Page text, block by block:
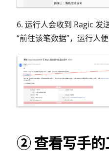
6. 运行人会收到 Ragic 发
“前往该笔数据”，运行人
② 查看写手的